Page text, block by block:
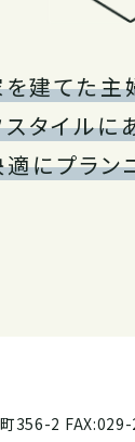
建てた主
タイルに
にプラン
356-2